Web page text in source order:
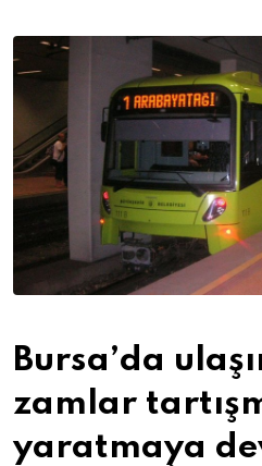
Bursa’da
zamlar
yaratmaya